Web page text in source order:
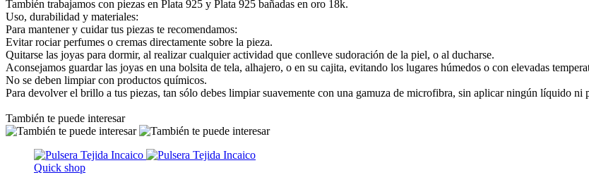
También trabajamos con piezas en Plata 925 y Plata 925 bañadas en oro 18k.
Uso, durabilidad y materiales:
Para mantener y cuidar tus piezas te recomendamos:
Evitar rociar perfumes o cremas directamente sobre la pieza.
Quitarse las joyas para dormir, al realizar cualquier actividad que conlleve sudoración de la piel, o al ducharse.
Aconsejamos guardar las joyas en una bolsita de tela, alhajero, o en su cajita, evitando los lugares húmedos o con elevadas
No se deben limpiar con productos químicos.
Para devolver el brillo a tus piezas, tan sólo debes limpiar suavemente con una gamuza de microfibra, sin aplicar ningún líquido ni
También te puede interesar
Quick shop